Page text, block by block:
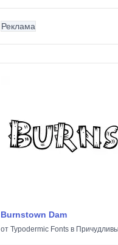
Реклама
Burnstown Dam
от Typodermic Fonts в